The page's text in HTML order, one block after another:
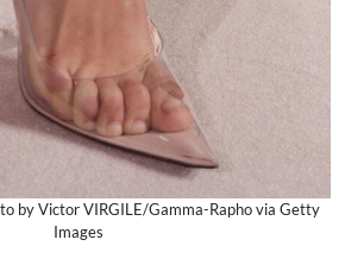
by Victor VIRGILE/Gamma-Rapho via Getty
Images